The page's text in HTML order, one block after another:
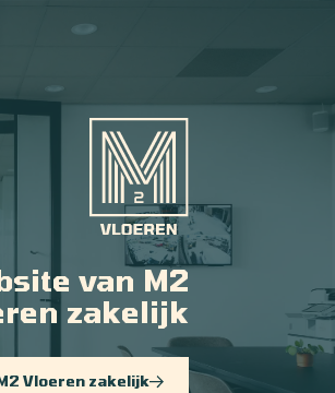
van M2
zakelijk
Vloeren zakelijk